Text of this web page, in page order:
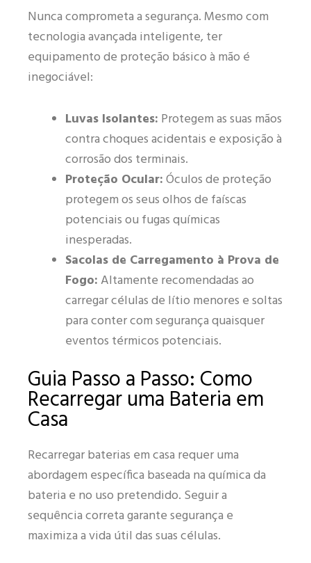
Nunca comprometa a segurança. Mesmo com
tecnologia avançada inteligente, ter
equipamento de proteção básico à mão é
inegociável:
Luvas Isolantes: Protegem as suas mãos
contra choques acidentais e exposição à
corrosão dos terminais.
Proteção Ocular:Óculos de proteção
protegem os seus olhos de faíscas
potenciais ou fugas químicas
inesperadas.
Sacolas de Carregamento à Prova de
Fogo:Altamente recomendadas ao
carregar células de lítio menores e soltas
para conter com segurança quaisquer
eventos térmicos potenciais.
Guia Passo a Passo: Como
Recarregar uma Bateria em
Casa
Recarregar baterias em casa requer uma
abordagem específica baseada na química da
bateria e no uso pretendido. Seguir a
sequência correta garante segurança e
maximiza a vida útil das suas células.